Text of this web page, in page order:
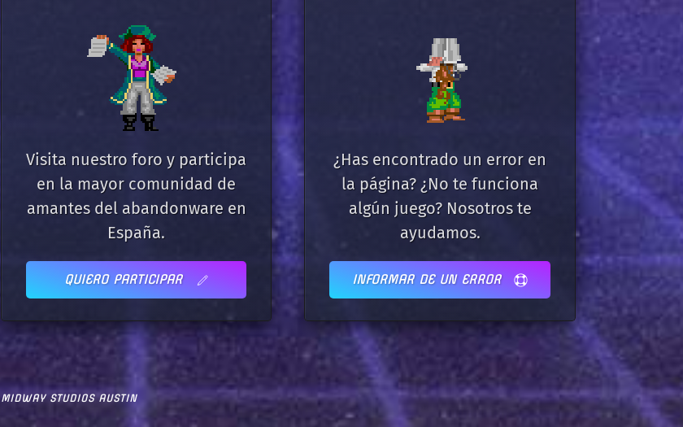
Visita nuestro foro y participa
en la mayor comunidad de
amantes del abandonware en
España.
QUIERO PARTICIPAR
¿Has encontrado un error en
la página? ¿No te funciona
algún juego? Nosotros te
ayudamos.
INFORMAR DE UN ERROR
MIDWAY STUDIOS AUSTIN